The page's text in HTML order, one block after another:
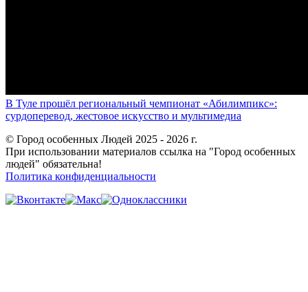
В Туле прошёл региональный чемпионат «Абилимпикс»:
сурдоперевод, жестовое искусство и мультимедиа
© Город особенных Людей 2025 - 2026 г.
При использовании материалов ссылка на "Город особенных
людей" обязательна!
Политика конфиденциальности